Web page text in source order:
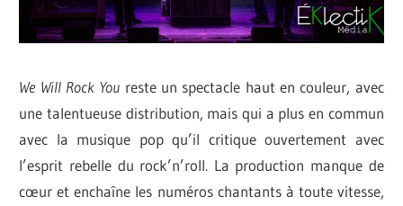
We Will Rock You reste un spectacle haut en couleur, avec
une talentueuse distribution, mais qui a plus en commun
avec la musique pop qu’il critique ouvertement avec
l’esprit rebelle du rock’n’roll. La production manque de
cœur et enchaîne les numéros chantants à toute vitesse,